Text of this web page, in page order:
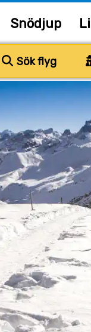
Snödjup
Sök flyg